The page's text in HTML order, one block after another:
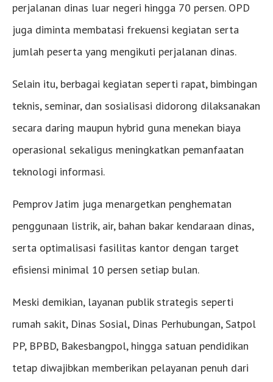
perjalanan dinas luar negeri hingga 70 persen. OPD
juga diminta membatasi frekuensi kegiatan serta
jumlah peserta yang mengikuti perjalanan dinas.
Selain itu, berbagai kegiatan seperti rapat, bimbingan
teknis, seminar, dan sosialisasi didorong dilaksanakan
secara daring maupun hybrid guna menekan biaya
operasional sekaligus meningkatkan pemanfaatan
teknologi informasi.
Pemprov Jatim juga menargetkan penghematan
penggunaan listrik, air, bahan bakar kendaraan dinas,
serta optimalisasi fasilitas kantor dengan target
efisiensi minimal 10 persen setiap bulan.
Meski demikian, layanan publik strategis seperti
rumah sakit, Dinas Sosial, Dinas Perhubungan, Satpol
PP, BPBD, Bakesbangpol, hingga satuan pendidikan
tetap diwajibkan memberikan pelayanan penuh dari